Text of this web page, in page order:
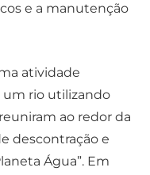
e a manutenção
atividade
um rio utilizando
ao redor da
descontração e
Água”. Em